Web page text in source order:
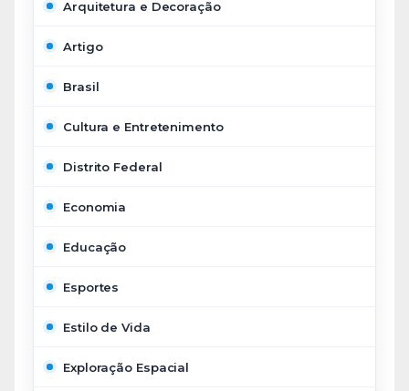
Arquitetura e Decoração
Artigo
Brasil
Cultura e Entretenimento
Distrito Federal
Economia
Educação
Esportes
Estilo de Vida
Exploração Espacial